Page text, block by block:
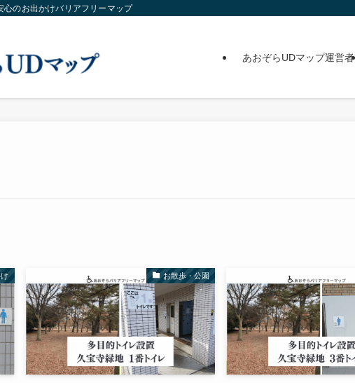
心のお出かけバリアフリーマップ
あおぞらUDマップ運営者
お散歩・公園